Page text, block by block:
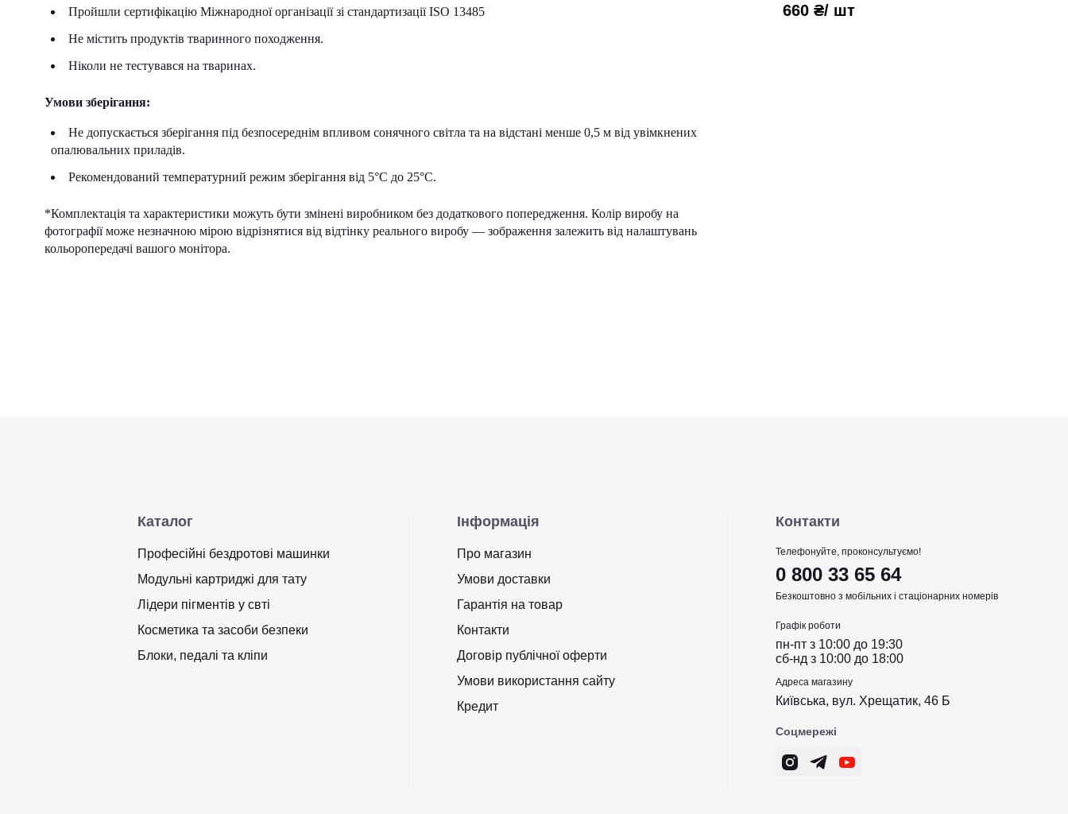
Пройшли сертифікацію Міжнародної організації зі стандартизації ISO 13485
Не містить продуктів тваринного походження.
Ніколи не тестувався на тваринах.
Умови зберігання:
Не допускається зберігання під безпосереднім впливом сонячного світла та на відстані менше 0,5 м від увімкнених
опалювальних приладів.
Рекомендований температурний режим зберігання від 5°С до 25°С.
*Комплектація та характеристики можуть бути змінені виробником без додаткового попередження. Колір виробу на
фотографії може незначною мірою відрізнятися від відтінку реального виробу — зображення залежить від налаштувань
кольоропередачі вашого монітора.
660 ₴/ шт
Каталог
Професійні бездротові машинки
Модульні картриджі для тату
Лідери пігментів у свті
Косметика та засоби безпеки
Блоки, педалі та кліпи
Інформація
Про магазин
Умови доставки
Гарантія на товар
Контакти
Договір публічної оферти
Умови використання сайту
Кредит
Контакти
Телефонуйте, проконсультуємо!
0 800 33 65 64
Безкоштовно з мобільних і стаціонарних номерів
Графік роботи
пн-пт з 10:00 до 19:30
сб-нд з 10:00 до 18:00
Адреса магазину
Київська, вул. Хрещатик, 46 Б
Соцмережі